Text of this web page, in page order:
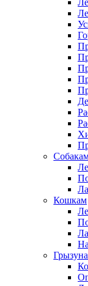
Кошкам